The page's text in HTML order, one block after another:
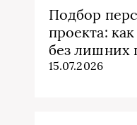
Подбор
проекта:
без лишних
15.07.2026